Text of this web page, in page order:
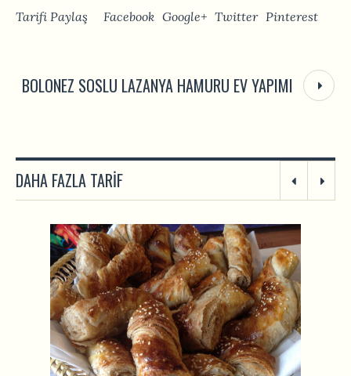
Tarifi Paylaş Facebook Google+ Twitter Pinterest
BOLONEZ SOSLU LAZANYA HAMURU EV YAPIMI
DAHA FAZLA TARIF